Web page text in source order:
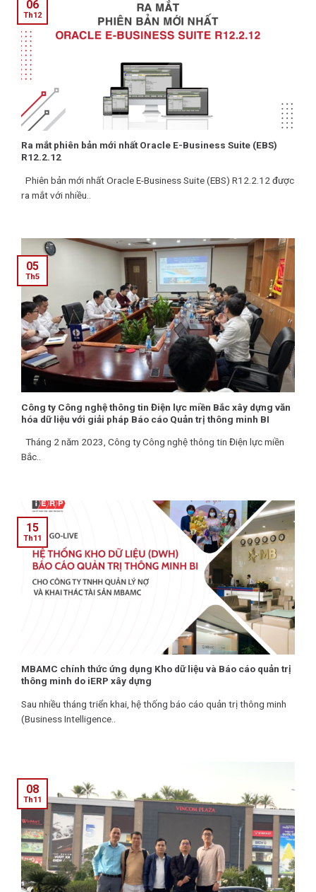
Ra mắt phiên bản mới nhất Oracle E-Business Suite (EBS)
R12.2.12
Phiên bản mới nhất Oracle E-Business Suite (EBS) R12.2.12 được
ra mắt với nhiều..
06
Th12
Công ty Công nghệ thông tin Điện lực miền Bắc xây dựng văn
hóa dữ liệu với giải pháp Báo cáo Quản trị thông minh BI
Tháng 2 năm 2023, Công ty Công nghệ thông tin Điện lực miền
Bắc..
05
Th5
MBAMC chính thức ứng dụng Kho dữ liệu và Báo cáo quản trị
thông minh do iERP xây dựng
Sau nhiều tháng triển khai, hệ thống báo cáo quản trị thông minh
(Business Intelligence..
15
Th11
08
Th11